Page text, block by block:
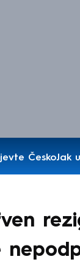
ČeskoJak